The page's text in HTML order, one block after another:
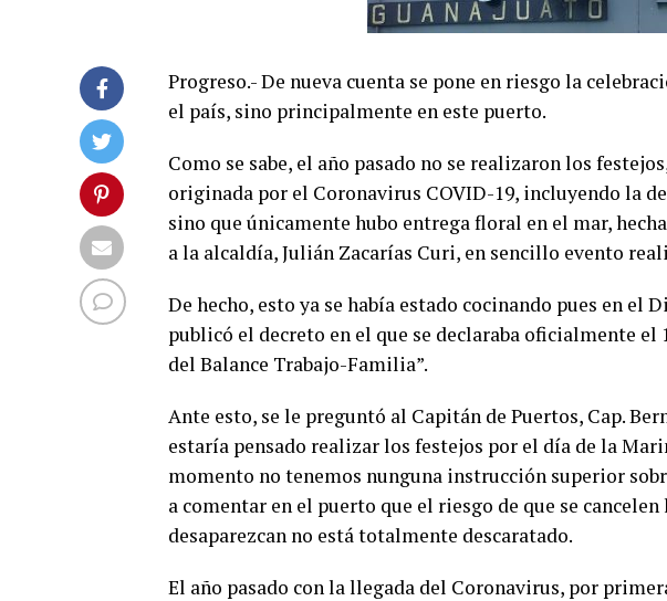
Progreso.- De nueva cuenta se pone en riesgo la
el país, sino principalmente en este puerto.
Como se sabe, el año pasado no se realizaron los
originada por el Coronavirus COVID-19, incluyendo la
sino que únicamente hubo entrega floral en el mar,
a la alcaldía, Julián Zacarías Curi, en sencillo evento
De hecho, esto ya se había estado cocinando pues en el
publicó el decreto en el que se declaraba oficialmente el
del Balance Trabajo-Familia”.
Ante esto, se le preguntó al Capitán de Puertos, Cap.
estaría pensado realizar los festejos por el día de la
momento no tenemos nunguna instrucción superior
a comentar en el puerto que el riesgo de que se
desaparezcan no está totalmente descaratado.
El año pasado con la llegada del Coronavirus, por